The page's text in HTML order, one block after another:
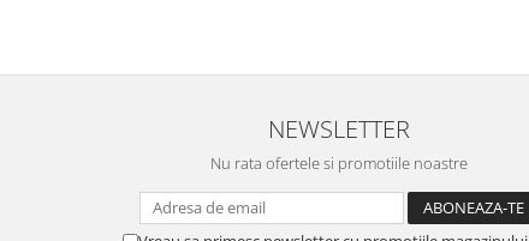
NEWSLETTER
Nu rata ofertele si promotiile noastre